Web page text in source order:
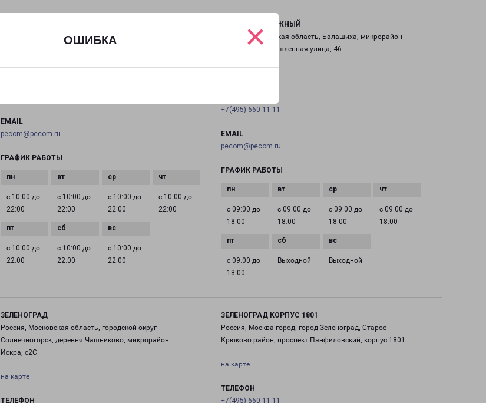
ОШИБКА ×
Дедовск, улица Мира, 9
EMAIL
pecom@pecom.ru
ГРАФИК РАБОТЫ
с 10:00 до
22:00
с 10:00 до
22:00
с 10:00 до
22:00
с 10:00 до
22:00
с 10:00 до
22:00
с 10:00 до
22:00
с 10:00 до
22:00
ЖЕЛЕЗНОДОРОЖНЫЙ
Россия, Московская область, Балашиха, микрорайон
Саввино, Промышленная улица, 46
+7(495) 660-11-11
EMAIL
pecom@pecom.ru
ГРАФИК РАБОТЫ
с 09:00 до
18:00
с 09:00 до
18:00
с 09:00 до
18:00
с 09:00 до
18:00
с 09:00 до
18:00
Выходной Выходной
ЗЕЛЕНОГРАД
Россия, Московская область, городской округ
Солнечногорск, деревня Чашниково, микрорайон
Искра, с2С
на карте
ТЕЛЕФОН
ЗЕЛЕНОГРАД КОРПУС 1801
Россия, Москва город, город Зеленоград, Старое
Крюково район, проспект Панфиловский, корпус 1801
на карте
ТЕЛЕФОН
+7(495) 660-11-11